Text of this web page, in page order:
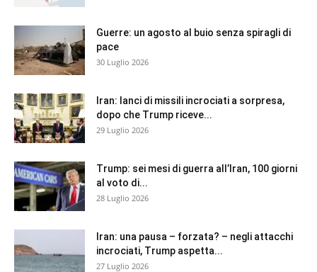
Guerre: un agosto al buio senza spiragli di
pace
30 Luglio 2026
Iran: lanci di missili incrociati a sorpresa,
dopo che Trump riceve...
29 Luglio 2026
Trump: sei mesi di guerra all’Iran, 100 giorni
al voto di...
28 Luglio 2026
Iran: una pausa – forzata? – negli attacchi
incrociati, Trump aspetta...
27 Luglio 2026